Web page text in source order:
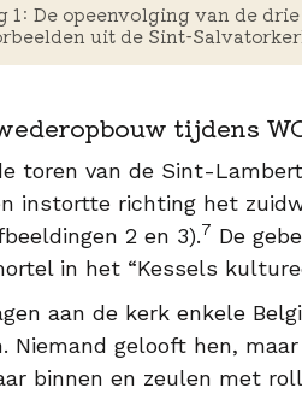
1: De opeenvolging van de
uit de Sint-
tijdens
toren van de Sint-
instortte richting het
2 en 3).7 De
in het “Kessels
aan de kerk enkele
Niemand gelooft hen,
binnen en zeulen met